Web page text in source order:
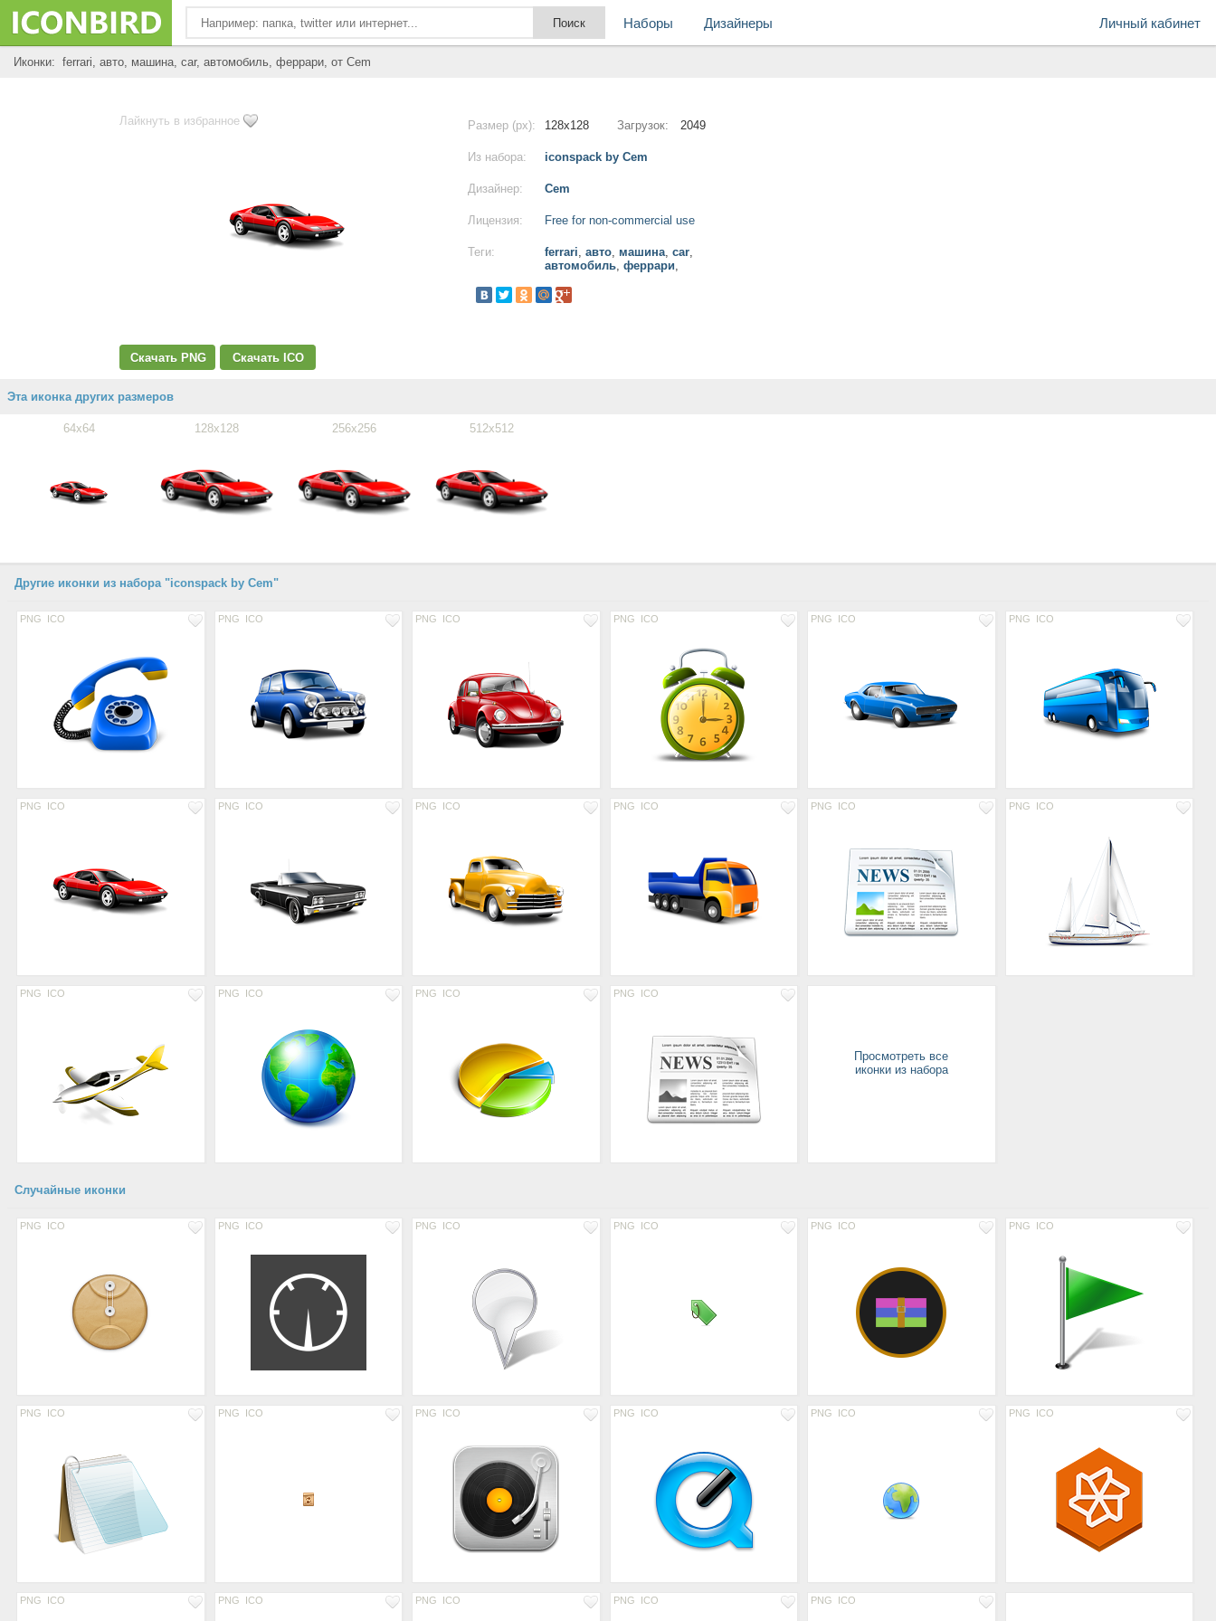
Личный кабинет
Наборы Дизайнеры
Иконки: ferrari, авто, машина, car, автомобиль, феррари, от Cem
Лайкнуть в избранное
Скачать PNG Скачать ICO
Размер (px): 128x128 Загрузок: 2049
Из набора: iconspack by Cem
Дизайнер: Cem
Лицензия: Free for non-commercial use
Теги: ferrari, авто, машина, car,
автомобиль, феррари,
Эта иконка других размеров
64x64 128x128 256x256 512x512
Другие иконки из набора "iconspack by Cem"
PNG ICO PNG ICO PNG ICO PNG ICO PNG ICO PNG ICO
PNG ICO PNG ICO PNG ICO PNG ICO PNG ICO PNG ICO
PNG ICO PNG ICO PNG ICO PNG ICO
Просмотреть все
иконки из набора
Случайные иконки
PNG ICO PNG ICO PNG ICO PNG ICO PNG ICO PNG ICO
PNG ICO PNG ICO PNG ICO PNG ICO PNG ICO PNG ICO
PNG ICO PNG ICO PNG ICO PNG ICO PNG ICO